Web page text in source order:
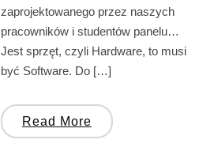
zaprojektowanego przez naszych
pracowników i studentów panelu…
Jest sprzęt, czyli Hardware, to musi
być Software. Do […]
Read More